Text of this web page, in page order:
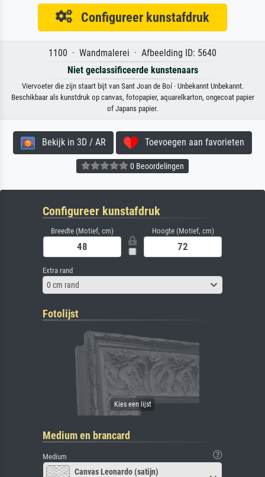
Configureer kunstafdruk
1100 · Wandmalerei · Afbeelding ID: 5640
Niet geclassificeerde kunstenaars
Viervoeter die zijn staart bijt van Sant Joan de Boí · Unbekannt Unbekannt.
Beschikbaar als kunstdruk op canvas, fotopapier, aquarelkarton, ongecoat papier
of Japans papier.
Bekijk in 3D / AR Toevoegen aan favorieten
0 Beoordelingen
Configureer kunstafdruk
Breedte (Motief, cm) Hoogte (Motief, cm)
Extra rand
0 cm rand
Fotolijst
Medium en brancard
Medium
Canvas Leonardo (satijn)